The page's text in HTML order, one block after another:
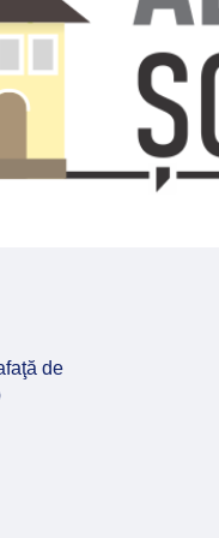
Hartă lucări edilitare
Alte informații
de